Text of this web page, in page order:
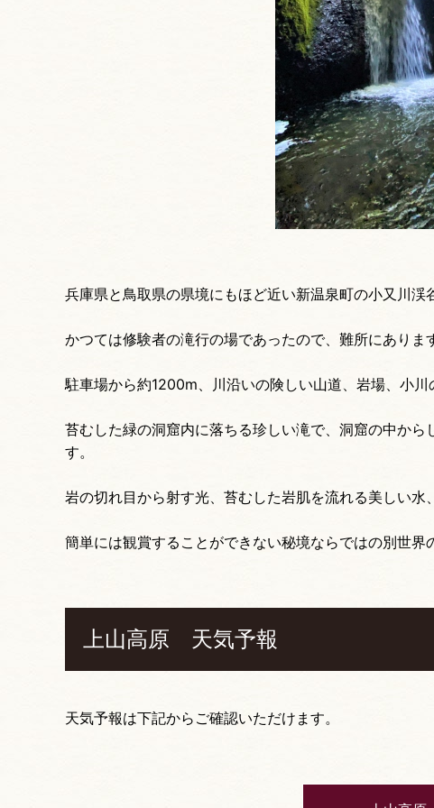
兵庫県と鳥取県の県境にもほど近い新温泉町の小又川渓
かつては修験者の滝行の場であったので、難所にありま
駐車場から約1200m、川沿いの険しい山道、岩場、小川
苔むした緑の洞窟内に落ちる珍しい滝で、洞窟の中か
す。
岩の切れ目から射す光、苔むした岩肌を流れる美しい
簡単には観賞することができない秘境ならではの別世界
上山高原 天気予報
天気予報は下記からご確認いただけます。